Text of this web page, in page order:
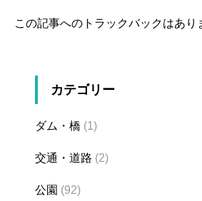
この記事へのトラックバックはあり
カテゴリー
ダム・橋 (1)
交通・道路 (2)
公園 (92)